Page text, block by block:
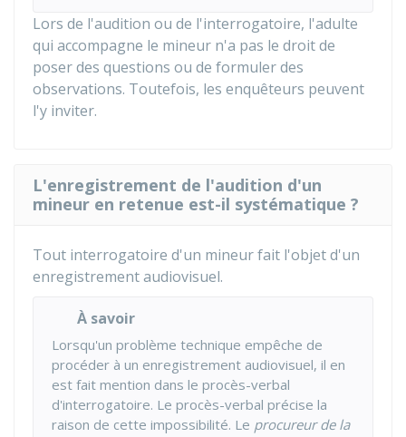
Lors de l'audition ou de l'interrogatoire, l'adulte
qui accompagne le mineur n'a pas le droit de
poser des questions ou de formuler des
observations. Toutefois, les enquêteurs peuvent
l'y inviter.
L'enregistrement de l'audition d'un
mineur en retenue est-il systématique ?
Tout interrogatoire d'un mineur fait l'objet d'un
enregistrement audiovisuel.
À savoir
Lorsqu'un problème technique empêche de
procéder à un enregistrement audiovisuel, il en
est fait mention dans le procès-verbal
d'interrogatoire. Le procès-verbal précise la
raison de cette impossibilité. Le procureur de la